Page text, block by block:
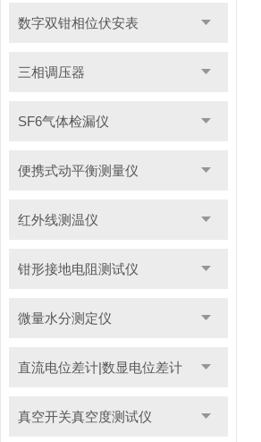
数字双钳相位伏安表
三相调压器
SF6气体检漏仪
便携式动平衡测量仪
红外线测温仪
钳形接地电阻测试仪
微量水分测定仪
直流电位差计|数显电位差计
真空开关真空度测试仪